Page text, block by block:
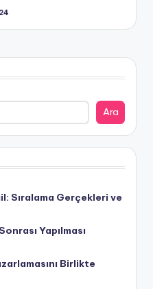
Ara
Sıralama Gerçekleri ve
Yapılması
Birlikte